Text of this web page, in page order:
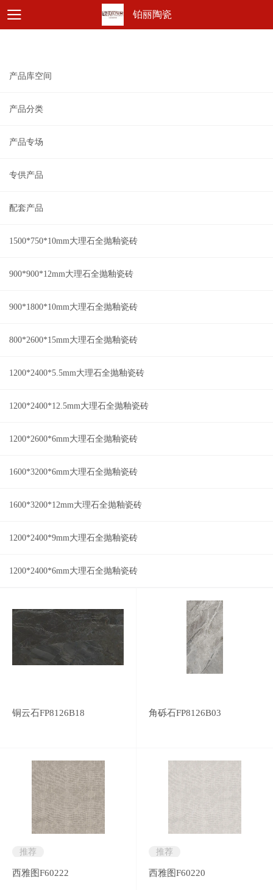
铂丽陶瓷
产品库空间
产品分类
产品专场
专供产品
配套产品
1500*750*10mm大理石全抛釉瓷砖
900*900*12mm大理石全抛釉瓷砖
900*1800*10mm大理石全抛釉瓷砖
800*2600*15mm大理石全抛釉瓷砖
1200*2400*5.5mm大理石全抛釉瓷砖
1200*2400*12.5mm大理石全抛釉瓷砖
1200*2600*6mm大理石全抛釉瓷砖
1600*3200*6mm大理石全抛釉瓷砖
1600*3200*12mm大理石全抛釉瓷砖
1200*2400*9mm大理石全抛釉瓷砖
1200*2400*6mm大理石全抛釉瓷砖
铜云石FP8126B18 角砾石FP8126B03
推荐
西雅图F60222
推荐
西雅图F60220